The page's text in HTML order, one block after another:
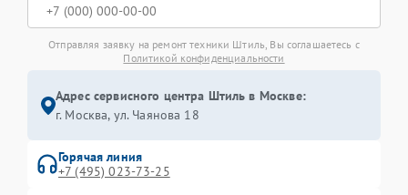
Отправляя заявку на ремонт техники Штиль, Вы соглашаетесь с
Политикой конфиденциальности
Адрес сервисного центра Штиль в Москве:
г. Москва, ул. Чаянова 18
Горячая линия
+7 (495) 023-73-25